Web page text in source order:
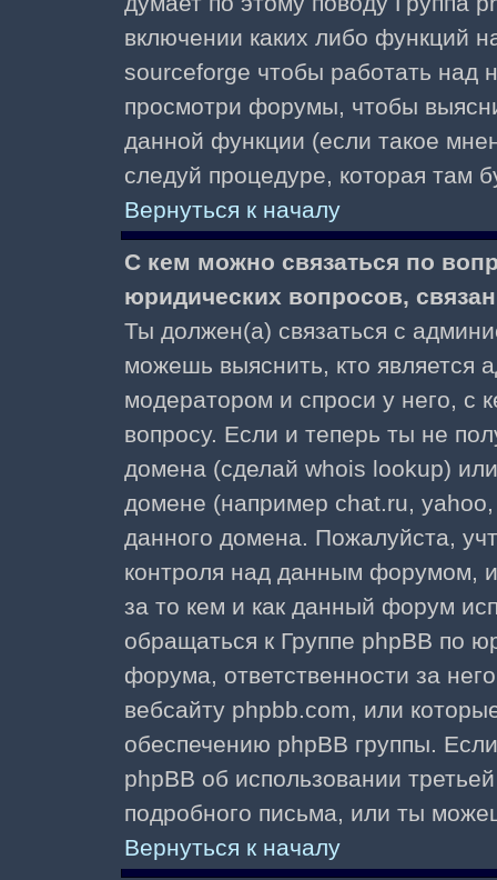
включении каких либо функций
sourceforge чтобы работать над
просмотри форумы, чтобы
данной функции (если такое
следуй процедуре, которая там
Вернуться к началу
С кем можно связаться по
юридических вопросов,
Ты должен(а) связаться с
можешь выяснить, кто является
модератором и спроси у него, с
вопросу. Если и теперь ты не
домена (сделай whois lookup)
домене (например chat.ru,
данного домена. Пожалуйста,
контроля над данным форумом,
за то кем и как данный форум
обращаться к Группе phpBB по
форума, ответственности за
вебсайту phpbb.com, или
обеспечению phpBB группы.
phpBB об использовании
подробного письма, или ты
Вернуться к началу